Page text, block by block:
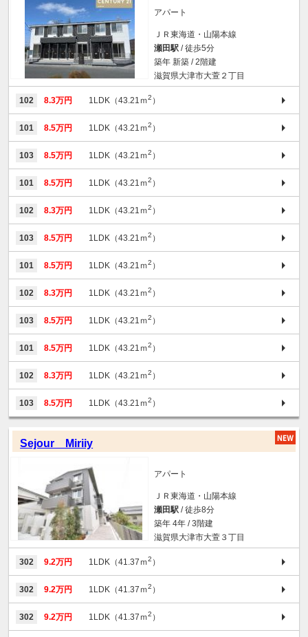
アパート
ＪＲ東海道・山陽本線
瀬田駅 / 徒歩5分
築年 新築 / 2階建
滋賀県大津市大萱２丁目
102 8.3万円 1LDK（43.21ｍ2 ）
101 8.5万円 1LDK（43.21ｍ2 ）
103 8.5万円 1LDK（43.21ｍ2 ）
101 8.5万円 1LDK（43.21ｍ2 ）
102 8.3万円 1LDK（43.21ｍ2 ）
103 8.5万円 1LDK（43.21ｍ2 ）
101 8.5万円 1LDK（43.21ｍ2 ）
102 8.3万円 1LDK（43.21ｍ2 ）
103 8.5万円 1LDK（43.21ｍ2 ）
101 8.5万円 1LDK（43.21ｍ2 ）
102 8.3万円 1LDK（43.21ｍ2 ）
103 8.5万円 1LDK（43.21ｍ2 ）
Sejour Miriiy
アパート
ＪＲ東海道・山陽本線
瀬田駅 / 徒歩8分
築年 4年 / 3階建
滋賀県大津市大萱３丁目
302 9.2万円 1LDK（41.37ｍ2 ）
302 9.2万円 1LDK（41.37ｍ2 ）
302 9.2万円 1LDK（41.37ｍ2 ）